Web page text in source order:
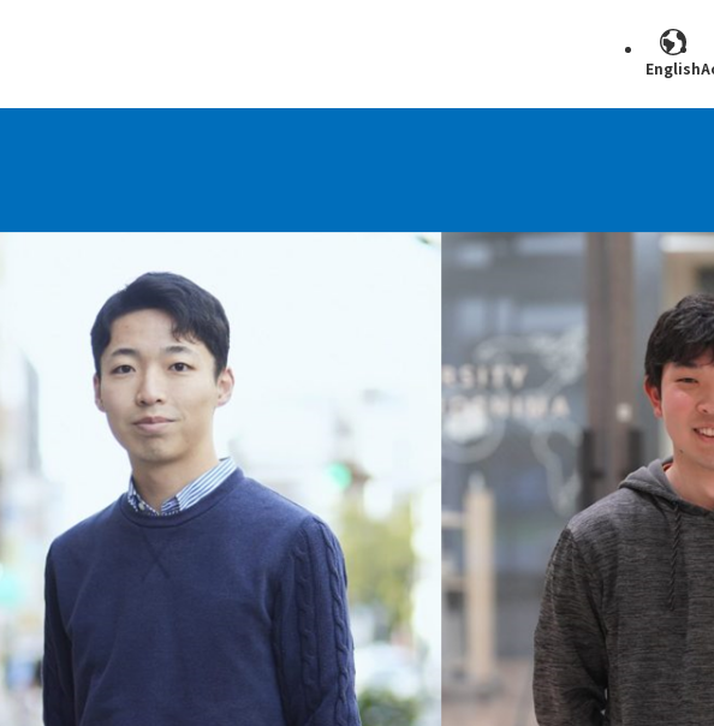
English